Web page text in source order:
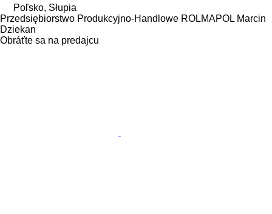
Poľsko, Słupia
Przedsiębiorstwo Produkcyjno-Handlowe ROLMAPOL Marcin
Dziekan
Obráťte sa na predajcu